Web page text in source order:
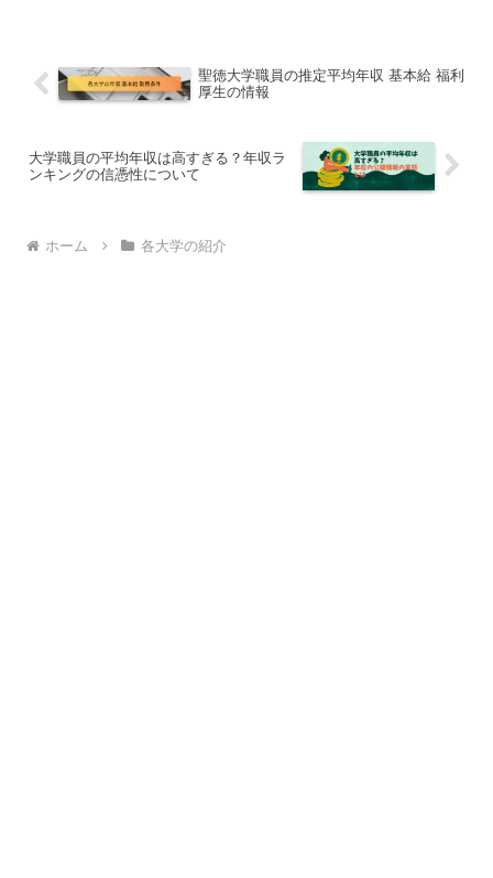
聖徳大学職員の推定平均年収 基本給 福利
厚生の情報
大学職員の平均年収は高すぎる？年収ラ
ンキングの信憑性について
ホーム 各大学の紹介